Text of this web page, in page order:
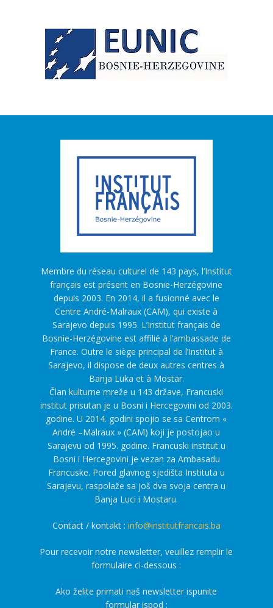
Membre du réseau culturel de 143 pays, l’Institut
français est présent en Bosnie-Herzégovine
depuis 2003. En 2014, il a fusionné avec le
Centre André-Malraux (CAM), qui existe à
Sarajevo depuis 1995. L’Institut français de
Bosnie-Herzégovine est affilié à l’ambassade de
France. Outre le siège principal de l’Institut à
Sarajevo, il dispose de deux autres centres à
Banja Luka et à Mostar.
Član kulturne mreže u 143 države, Francuski
institut prisutan je u Bosni i Hercegovini od 2003.
godine. U 2014. godini spojio se sa Centrom «
André –Malraux » (CAM) koji je postojao u
Sarajevu od 1995. godine. Francuski institut u
Bosni i Hercegovini je vezan za Ambasadu
Francuske. Pored glavnog sjedišta Instituta u
Sarajevu, raspolaže sa još dva svoja centra u
Banja Luci i Mostaru.
Contact / kontakt : info@institutfrancais.ba
Pour recevoir notre newsletter, veuillez remplir le
formulaire ci-dessous :
Ako želite primati naš newsletter ispunite
formular ispod :